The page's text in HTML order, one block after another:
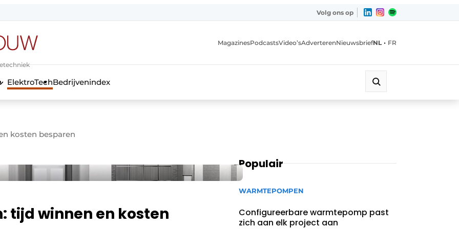
Volg ons op
MagazinesPodcastsVideo’sAdverterenNieuwsbriefNL • FR
ElektroTechBedrijvenindex
kosten besparen
tijd winnen en kosten
Populair
WARMTEPOMPEN
Configureerbare warmtepomp past
zich aan elk project aan